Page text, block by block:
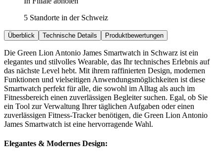
5 Standorte in der Schweiz
Überblick Technische Details Produktbewertungen
Die Green Lion Antonio James Smartwatch in Schwarz ist ein
elegantes und stilvolles Wearable, das Ihr technisches Erlebnis auf
das nächste Level hebt. Mit ihrem raffinierten Design, modernen
Funktionen und vielseitigen Anwendungsmöglichkeiten ist diese
Smartwatch perfekt für alle, die sowohl im Alltag als auch im
Fitnessbereich einen zuverlässigen Begleiter suchen. Egal, ob Sie
ein Tool zur Verwaltung Ihrer täglichen Aufgaben oder einen
zuverlässigen Fitness-Tracker benötigen, die Green Lion Antonio
James Smartwatch ist eine hervorragende Wahl.
Elegantes & Modernes Design: